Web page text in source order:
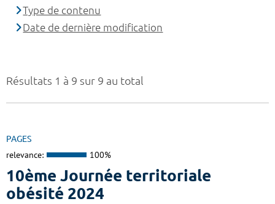
Résultats 1 à 9 sur 9 au total
PAGES
relevance: 100%
10ème Journée territoriale
obésité 2024
Type de contenu
Date de dernière modification